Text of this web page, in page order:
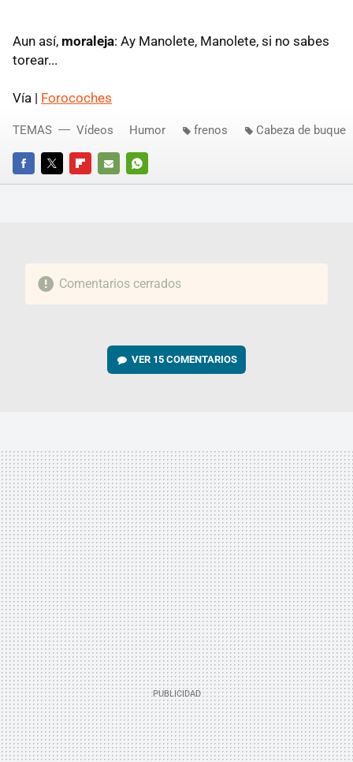
Aun así, moraleja: Ay Manolete, Manolete, si no sabes
torear...
Vía | Forocoches
FACEBOOKTWITTERFLIPBOARD
E-
WHATSAPP
TEMAS Vídeos Humor frenos Cabeza de buque
Comentarios cerrados
VER 15 COMENTARIOS